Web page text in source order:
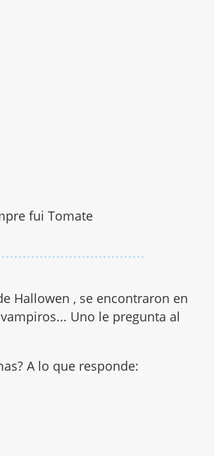
fui Tomate
Hallowen , se encontraron en
Uno le pregunta al
A lo que responde: